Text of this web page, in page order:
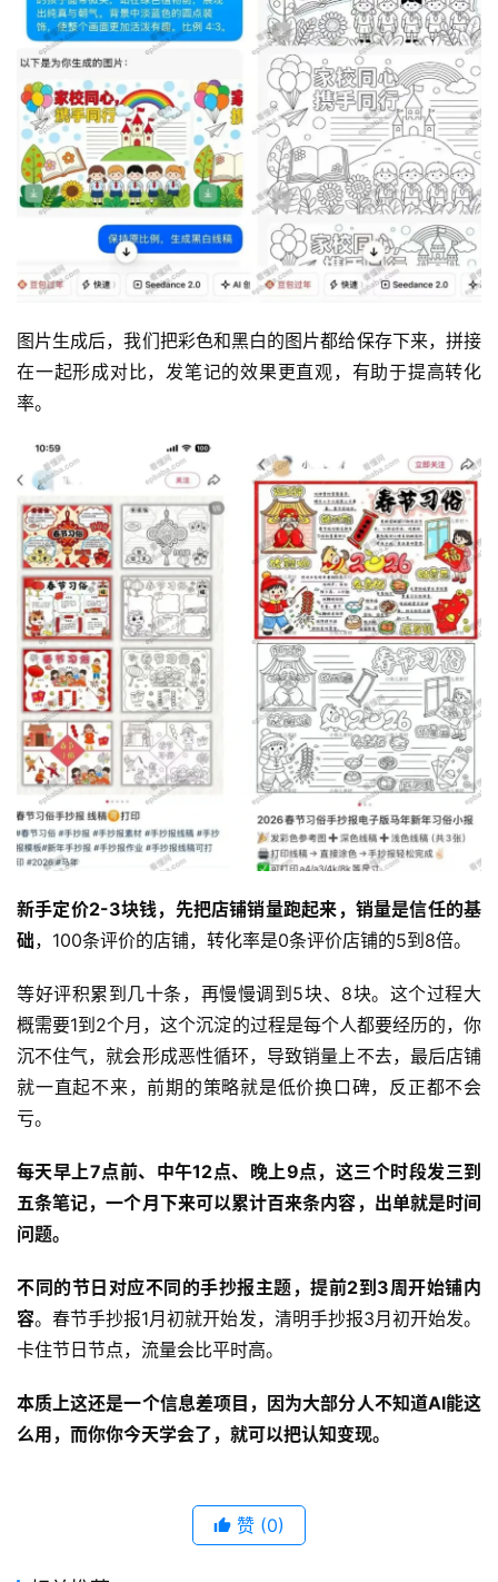
图片生成后，我们把彩色和黑白的图片都给保存下来，拼接
在一起形成对比，发笔记的效果更直观，有助于提高转化
率。
新手定价2-3块钱，先把店铺销量跑起来 ，销量是信任的基
础，100条评价的店铺，转化率是0条评价店铺的5到8倍。
等好评积累到几十条，再慢慢调到5块、8块。这个过程大
概需要1到2个月，这个沉淀的过程是每个人都要经历的，你
沉不住气，就会形成恶性循环，导致销量上不去，最后店铺
就一直起不来，前期的策略就是低价换口碑，反正都不会
亏。
每天早上7点前、中午12点、晚上9点，这三个时段发三到
五条笔记，一个月下来可以累计百来条内容，出单就是时间
问题。
不同的节日对应不同的手抄报主题，提前2到3周开始铺内
容。春节手抄报1月初就开始发，清明手抄报3月初开始发。
卡住节日节点，流量会比平时高。
本质上这还是一个信息差项目，因为大部分人不知道AI能这
么用，而你你今天学会了，就可以把认知变现。
赞 (0)